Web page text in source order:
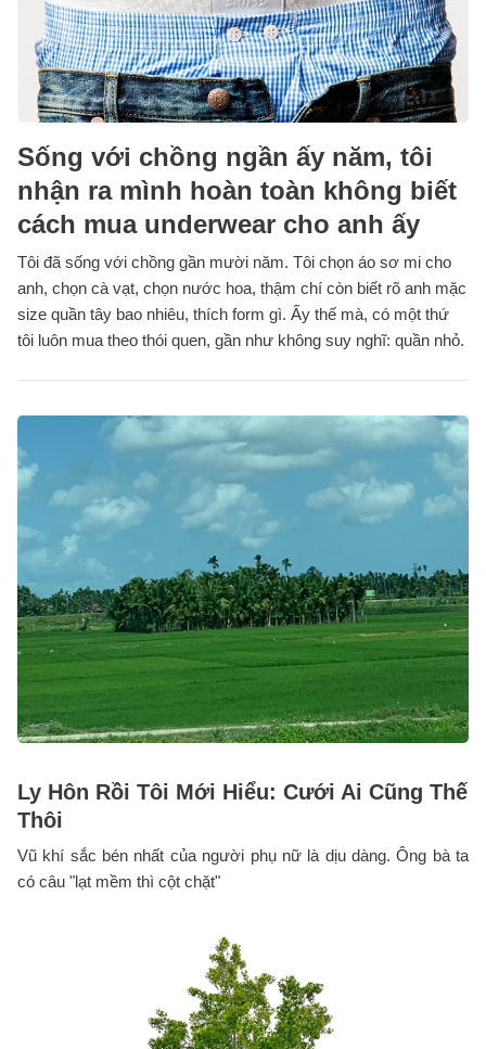
Sống với chồng ngần ấy năm, tôi
nhận ra mình hoàn toàn không biết
cách mua underwear cho anh ấy
Tôi đã sống với chồng gần mười năm. Tôi chọn áo sơ mi cho
anh, chọn cà vạt, chọn nước hoa, thậm chí còn biết rõ anh mặc
size quần tây bao nhiêu, thích form gì. Ấy thế mà, có một thứ
tôi luôn mua theo thói quen, gần như không suy nghĩ: quần nhỏ.
Ly Hôn Rồi Tôi Mới Hiểu: Cưới Ai Cũng Thế
Thôi
Vũ khí sắc bén nhất của người phụ nữ là dịu dàng. Ông bà ta
có câu "lạt mềm thì cột chặt"